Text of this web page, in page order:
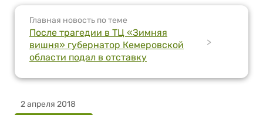
Главная новость по теме
После трагедии в ТЦ «Зимняя
вишня» губернатор Кемеровской
области подал в отставку
>
2 апреля 2018